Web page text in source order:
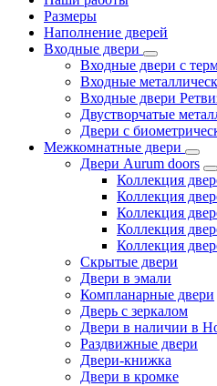
Размеры
Наполнение дверей
Входные двери
Входные двери с
Входные
Входные двери
Двустворчатые
Двери с
Межкомнатные двери
Двери Aurum doors
Коллекция
Коллекция
Коллекция
Коллекция
Коллекция
Скрытые двери
Двери в эмали
Компланарные двери
Дверь с зеркалом
Двери в наличии в
Раздвижные двери
Двери-книжка
Двери в кромке